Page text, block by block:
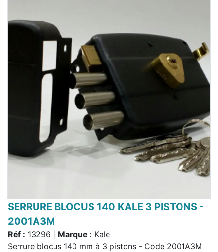
SERRURE BLOCUS 140 KALE 3 PISTONS -
2001A3M
Réf : 13296 | Marque : Kale
Serrure blocus 140 mm à 3 pistons - Code 2001A3M